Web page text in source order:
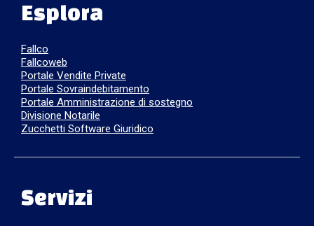
Esplora
Fallco
Fallcoweb
Portale Vendite Private
Portale Sovraindebitamento
Portale Amministrazione di sostegno
Divisione Notarile
Zucchetti Software Giuridico
Servizi